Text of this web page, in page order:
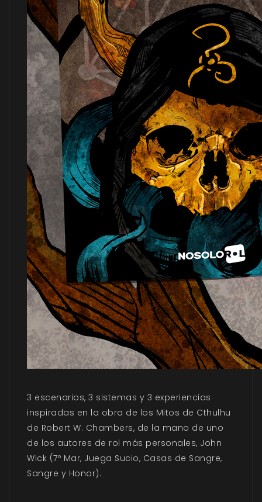
3 escenarios, 3 sistemas y 3 experiencias
inspiradas en la obra de los Mitos de Cthulhu
de Robert W. Chambers, de la mano de uno
de los autores de rol más personales, John
Wick (7º Mar, Juega Sucio, Casas de Sangre,
Sangre y Honor).